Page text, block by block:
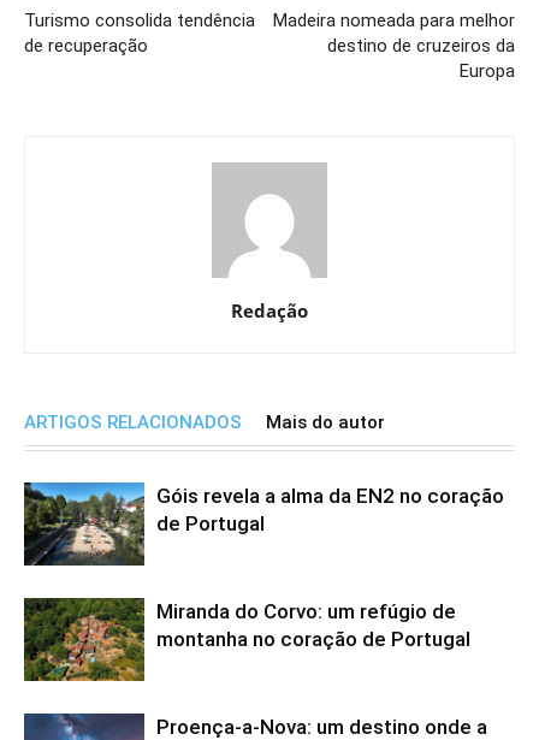
Turismo consolida tendência
de recuperação
Madeira nomeada para melhor
destino de cruzeiros da
Europa
Redação
ARTIGOS RELACIONADOS Mais do autor
Góis revela a alma da EN2 no coração
de Portugal
Miranda do Corvo: um refúgio de
montanha no coração de Portugal
Proença-a-Nova: um destino onde a